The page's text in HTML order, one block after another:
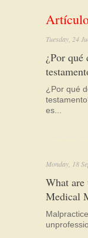
Tuesday, 24
¿Por
¿Por qué
es...
Monday, 18
What are
Medical